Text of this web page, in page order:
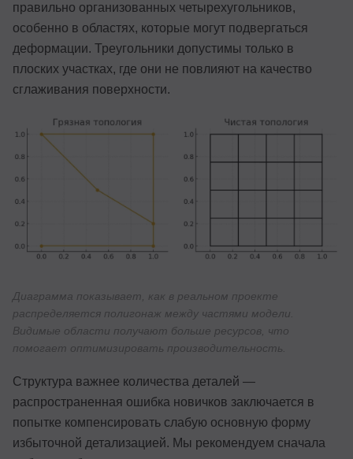
правильно организованных четырехугольников,
особенно в областях, которые могут подвергаться
деформации. Треугольники допустимы только в
плоских участках, где они не повлияют на качество
сглаживания поверхности.
Диаграмма показывает, как в реальном проекте
распределяется полигонаж между частями модели.
Видимые области получают больше ресурсов, что
помогает оптимизировать производительность.
Структура важнее количества деталей —
распространенная ошибка новичков заключается в
попытке компенсировать слабую основную форму
избыточной детализацией. Мы рекомендуем сначала